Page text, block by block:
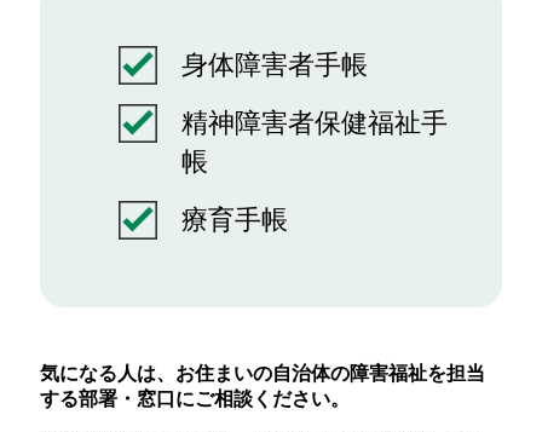
身体障害者手帳
精神障害者保健福祉手
帳
療育手帳
気になる人は、お住まいの自治体の障害福祉を担当
する部署・窓口にご相談ください。